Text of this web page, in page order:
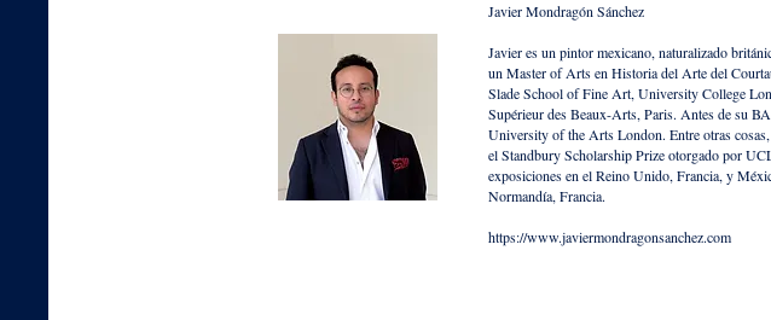
Javier ​Mondragón Sánchez​
Javier es un pintor mexicano, naturalizado
un Master of Arts en Historia del Arte del
Slade School of Fine Art, University College
Supérieur des Beaux-Arts, Paris. Antes de su
University of the Arts London. Entre otras
el Standbury Scholarship Prize otorgado por
exposiciones en el Reino Unido, Francia, y
Normandía, Francia.
https://www.javiermondragonsanchez.com